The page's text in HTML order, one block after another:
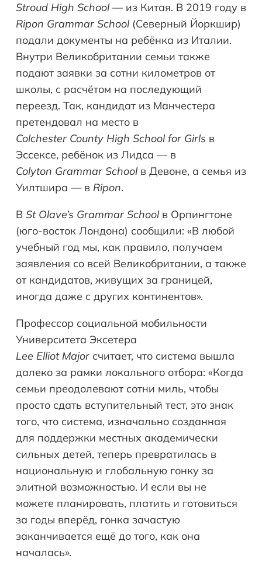
Stroud High School— из Китая. В 2019 году в
Ripon Grammar School (Северный Йоркшир)
подали документы на ребёнка из Италии.
Внутри Великобритании семьи также
подают заявки за сотни километров от
школы, с расчётом на последующий
переезд. Так, кандидат из Манчестера
претендовал на место в
Colchester County High School for Girls в
Эссексе, ребёнок из Лидса — в
Colyton Grammar Schoolв Девоне, а семья из
Уилтшира — в Ripon.
В St Olave’s Grammar Schoolв Орпингтоне
(юго-восток Лондона) сообщили: «В любой
учебный год мы, как правило, получаем
заявления со всей Великобритании, а также
от кандидатов, живущих за границей,
иногда даже с других континентов».
Профессор социальной мобильности
Университета Эксетера
Lee Elliot Major считает, что система вышла
далеко за рамки локального отбора: «Когда
семьи преодолевают сотни миль, чтобы
просто сдать вступительный тест, это знак
того, что система, изначально созданная
для поддержки местных академически
сильных детей, теперь превратилась в
национальную и глобальную гонку за
элитной возможностью. И если вы не
можете планировать, платить и готовиться
за годы вперёд, гонка зачастую
заканчивается ещё до того, как она
началась».